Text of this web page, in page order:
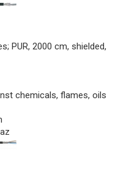
PUR, 2000 cm, shielded,
chemicals, flames, oils